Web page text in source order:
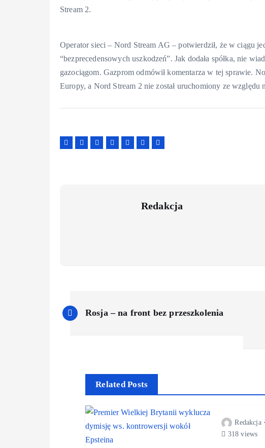
Stream 2.
Operator sieci – Nord Stream AG – potwierdził, że w ciągu
“bezprecedensowych uszkodzeń”. Jak dodała spółka, nie
gazociągom. Gazprom odmówił komentarza w tej sprawie.
Europy, a Nord Stream 2 nie został uruchomiony ze względu
Redakcja
Rosja – na front bez przeszkolenia
Related Posts
Redakcja
318 views